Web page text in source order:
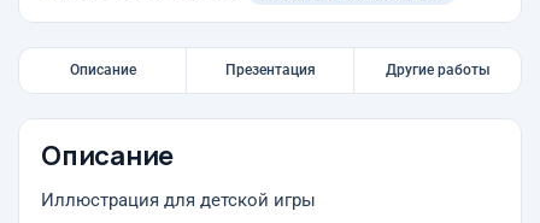
Описание Презентация Другие работы
Описание
Иллюстрация для детской игры